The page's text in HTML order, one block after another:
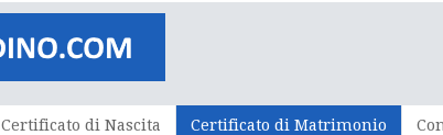
Certificato di Nascita Certificato di Matrimonio